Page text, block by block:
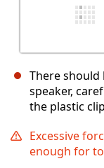
There should
speaker,
the plastic
Excessive
enough for